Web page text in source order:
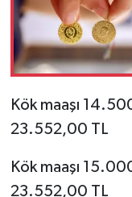
Kök maaşı
23.552,00 TL
Kök maaşı
23.552,00 TL